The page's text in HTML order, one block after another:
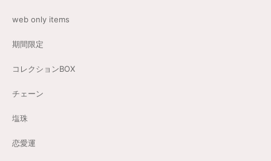
web only items
期間限定
コレクションBOX
チェーン
塩珠
恋愛運